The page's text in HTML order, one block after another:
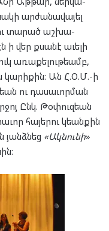
­ար­ժա­նա­վա­յել
ու տա­րած աշ­խա­
ի վեր քսա­նէ աւե­լի
առա­քե­լու­թեամբ,
կա­րի­քին: Ան Հ.Օ.Մ.-ի
ու դա­սա­ւոր­ման
Ընկ. Թօ­փուզ­եան
հա­յե­րու կեան­քին
յանձ­նեց «Ակ­նու­նի»